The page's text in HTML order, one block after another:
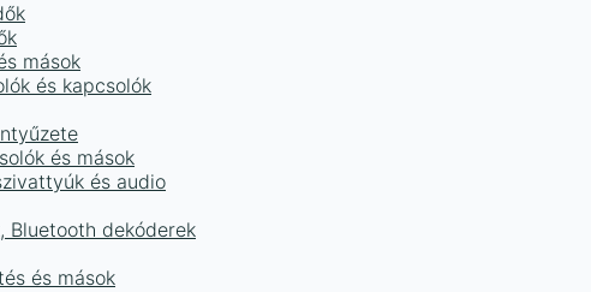
mások
és kapcsolók
és mások
és audio
Bluetooth dekóderek
és mások